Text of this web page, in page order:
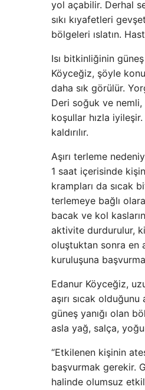
yol açabilir. Derhal
sıkı kıyafetleri
bölgeleri ıslatın.
Isı bitkinliğinin
Köyceğiz, şöyle
daha sık görülür.
Deri soğuk ve nemli,
koşullar hızla
kaldırılır.
Aşırı terleme
1 saat içerisinde
krampları da sıcak
terlemeye bağlı
bacak ve kol
aktivite durdurulur,
oluştuktan sonra en
kuruluşuna
Edanur Köyceğiz,
aşırı sıcak
güneş yanığı olan
asla yağ, salça,
“Etkilenen kişinin
başvurmak gerekir.
halinde olumsuz